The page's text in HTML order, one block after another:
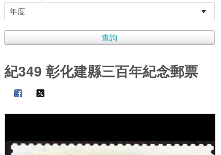
紀349 彰化建縣三百年紀念郵票